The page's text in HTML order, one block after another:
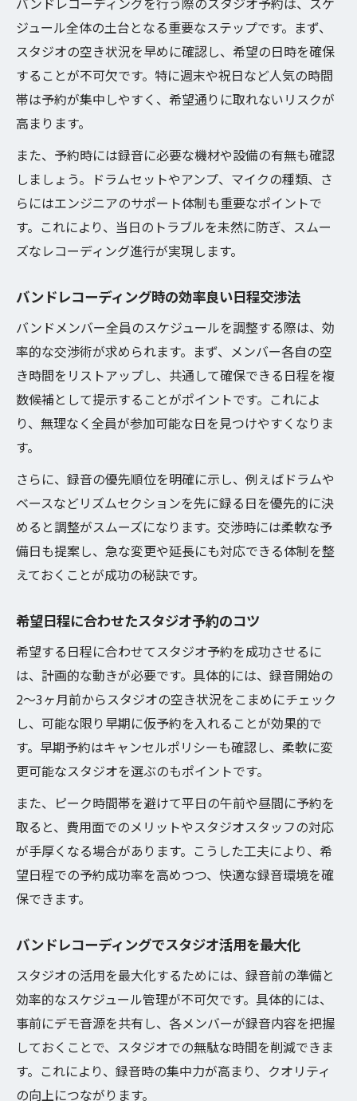
ジュール全体の土台となる重要なステップです。まず、
スタジオの空き状況を早めに確認し、希望の日時を確保
することが不可欠です。特に週末や祝日など人気の時間
帯は予約が集中しやすく、希望通りに取れないリスクが
高まります。
また、予約時には録音に必要な機材や設備の有無も確認
しましょう。ドラムセットやアンプ、マイクの種類、さ
らにはエンジニアのサポート体制も重要なポイントで
す。これにより、当日のトラブルを未然に防ぎ、スムー
ズなレコーディング進行が実現します。
バンドレコーディング時の効率良い日程交渉法
バンドメンバー全員のスケジュールを調整する際は、効
率的な交渉術が求められます。まず、メンバー各自の空
き時間をリストアップし、共通して確保できる日程を複
数候補として提示することがポイントです。これによ
り、無理なく全員が参加可能な日を見つけやすくなりま
す。
さらに、録音の優先順位を明確に示し、例えばドラムや
ベースなどリズムセクションを先に録る日を優先的に決
めると調整がスムーズになります。交渉時には柔軟な予
備日も提案し、急な変更や延長にも対応できる体制を整
えておくことが成功の秘訣です。
希望日程に合わせたスタジオ予約のコツ
希望する日程に合わせてスタジオ予約を成功させるに
は、計画的な動きが必要です。具体的には、録音開始の
2〜3ヶ月前からスタジオの空き状況をこまめにチェック
し、可能な限り早期に仮予約を入れることが効果的で
す。早期予約はキャンセルポリシーも確認し、柔軟に変
更可能なスタジオを選ぶのもポイントです。
また、ピーク時間帯を避けて平日の午前や昼間に予約を
取ると、費用面でのメリットやスタジオスタッフの対応
が手厚くなる場合があります。こうした工夫により、希
望日程での予約成功率を高めつつ、快適な録音環境を確
保できます。
バンドレコーディングでスタジオ活用を最大化
スタジオの活用を最大化するためには、録音前の準備と
効率的なスケジュール管理が不可欠です。具体的には、
事前にデモ音源を共有し、各メンバーが録音内容を把握
しておくことで、スタジオでの無駄な時間を削減できま
す。これにより、録音時の集中力が高まり、クオリティ
の向上につながります。